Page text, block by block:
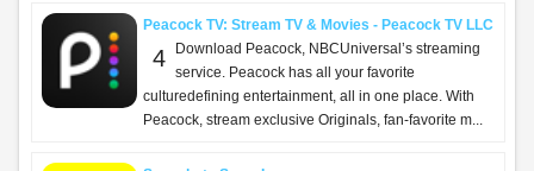
ParentSquare - ParentSquare
3 What is ParentSquare? ParentSquare helps
schools and families stay connected and